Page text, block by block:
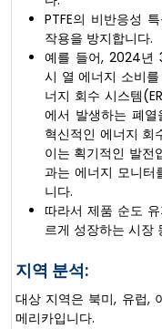
PTFE의 비반응성
작용을 방지합니다.
예를 들어, 2024년
시 열 에너지 소비
너지 회수 시스템
에서 발생하는 폐
혁신적인 에너지 회
이는 획기적인 발전
과는 에너지 모니
니다.
따라서 제품 순도
르게 성장하는 시장
지역 분석:
대상 지역은 북미, 유럽,
메리카입니다.